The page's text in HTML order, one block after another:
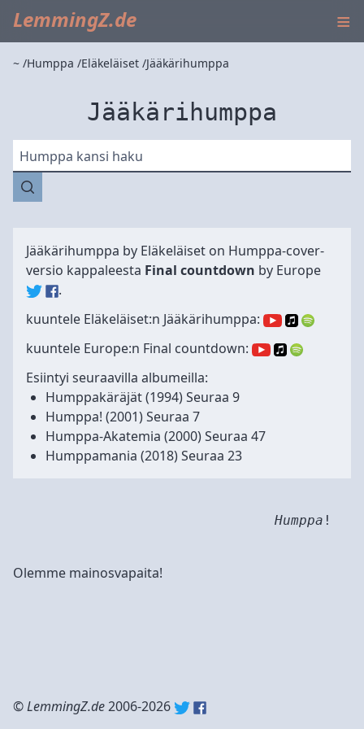
LemmingZ.de ≡
~ Humppa Eläkeläiset Jääkärihumppa
Jääkärihumppa
Humppa kansi haku
Jääkärihumppa by Eläkeläiset on Humppa-cover-
versio kappaleesta Final countdown by Europe
.
kuuntele Eläkeläiset:n Jääkärihumppa:
kuuntele Europe:n Final countdown:
Esiintyi seuraavilla albumeilla:
Humppakäräjät(1994) Seuraa 9
Humppa! (2001) Seuraa 7
Humppa-Akatemia (2000) Seuraa 47
Humppamania (2018) Seuraa 23
Humppa !
Olemme mainosvapaita!
©LemmingZ.de2006-2026